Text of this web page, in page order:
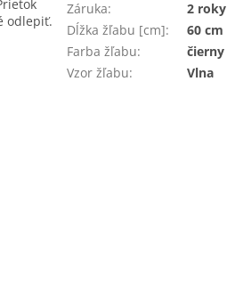
odlepiť.
Záruka:
2 roky
Dĺžka žľabu [cm]:
60 cm
Farba žľabu:
čierny
Vzor žľabu: Vlna